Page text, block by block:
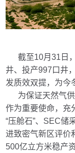
截至10月31日，
井、投产997口井
发质效双提，为今
为保证天然气供
作为重要使命，充
“压舱石”、SEC储
进致密气新区评价
500亿立方米稳产